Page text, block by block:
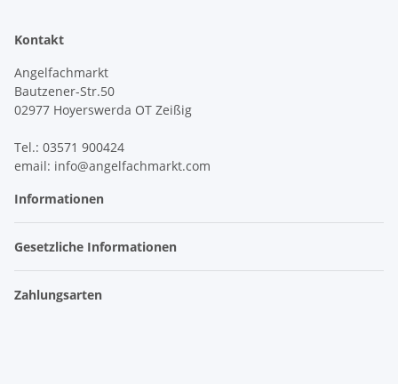
Kontakt
Angelfachmarkt
Bautzener-Str.50
02977 Hoyerswerda OT Zeißig
Tel.: 03571 900424
email: info@angelfachmarkt.com
Informationen
Gesetzliche Informationen
Zahlungsarten